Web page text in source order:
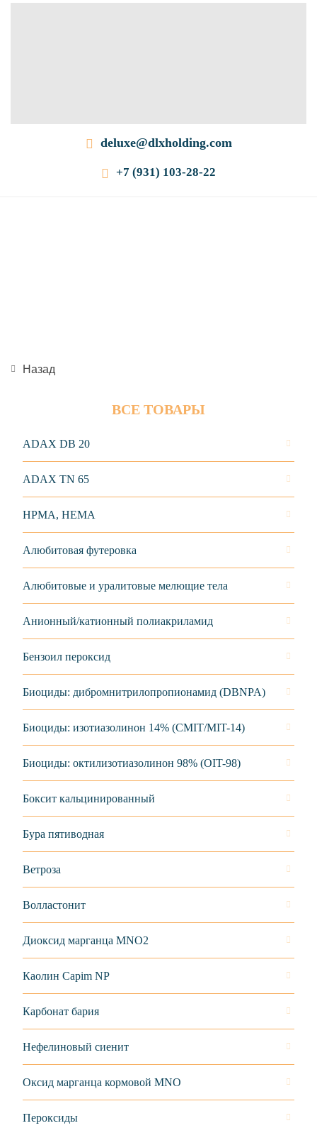
deluxe@dlxholding.com
+7 (931) 103-28-22
Назад
ВСЕ ТОВАРЫ
ADAX DB 20
ADAX TN 65
HPMA, HEMA
Алюбитовая футеровка
Алюбитовые и уралитовые мелющие тела
Анионный/катионный полиакриламид
Бензоил пероксид
Биоциды: дибромнитрилопропионамид (DBNPA)
Биоциды: изотиазолинон 14% (CMIT/MIT-14)
Биоциды: октилизотиазолинон 98% (OIT-98)
Боксит кальцинированный
Бура пятиводная
Ветроза
Волластонит
Диоксид марганца MNO2
Каолин Capim NP
Карбонат бария
Нефелиновый сиенит
Оксид марганца кормовой MNO
Пероксиды